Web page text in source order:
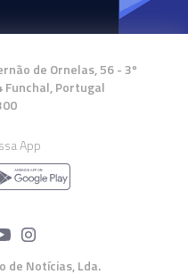
de Ornelas, 56 - 3º
Funchal, Portugal
App
de Notícias, Lda.